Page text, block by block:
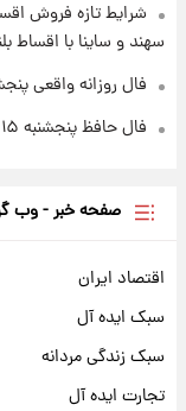
شرایط تازه فروش
سهند و ساینا با اقساط
فال روزانه واقعی پنجشنبه ۱۵
فال حافظ پنجشنبه ۱۵ مرداد ماه ۱۴۰۵
صفحه خبر - وب
اقتصاد ایران
سبک ایده آل
سبک زندگی مردانه
تجارت ایده آل